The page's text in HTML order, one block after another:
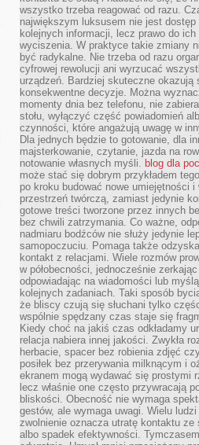
wszystko trzeba reagować od razu.
największym luksusem nie jest dostęp
kolejnych informacji, lecz prawo do ich
wyciszenia. W praktyce takie zmiany
być radykalne. Nie trzeba od razu
cyfrowej rewolucji ani wyrzucać
urządzeń. Bardziej skuteczne okazują
konsekwentne decyzje. Można
momenty dnia bez telefonu, nie
stołu, wyłączyć część powiadomień
czynności, które angażują uwagę w
Dla jednych będzie to gotowanie, dla
majsterkowanie, czytanie, jazda na
notowanie własnych myśli. blog dla
może stać się dobrym przykładem
po kroku budować nowe umiejętności i
przestrzeń twórczą, zamiast jedynie
gotowe treści tworzone przez innych
bez chwili zatrzymania. Co ważne,
nadmiaru bodźców nie służy jedynie
samopoczuciu. Pomaga także
kontakt z relacjami. Wiele rozmów
w półobecności, jednocześnie
odpowiadając na wiadomości lub
kolejnych zadaniach. Taki sposób
że bliscy czują się słuchani tylko
wspólnie spędzany czas staje się
Kiedy choć na jakiś czas odkładamy
relacja nabiera innej jakości. Zwykła
herbacie, spacer bez robienia zdjęć
posiłek bez przerywania milknącym i
ekranem mogą wydawać się prostymi
lecz właśnie one często przywracają
bliskości. Obecność nie wymaga
gestów, ale wymaga uwagi. Wielu
zwolnienie oznacza utratę kontaktu ze
albo spadek efektywności.